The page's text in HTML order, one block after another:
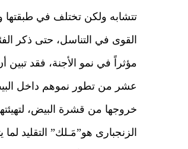
تتشابه ولكن تختلف في طبقتها
القوى في التناسل، حتى ذكر
مؤثراً في نمو الأجنة، فقد تبين
عشر من تطور نموهم داخل
خروجها من قشرة البيض،
الزنجبارى هو”مَـلك” التقليد